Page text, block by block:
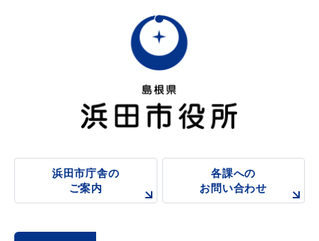
浜田市庁舎の
ご案内
各課への
お問い合わせ